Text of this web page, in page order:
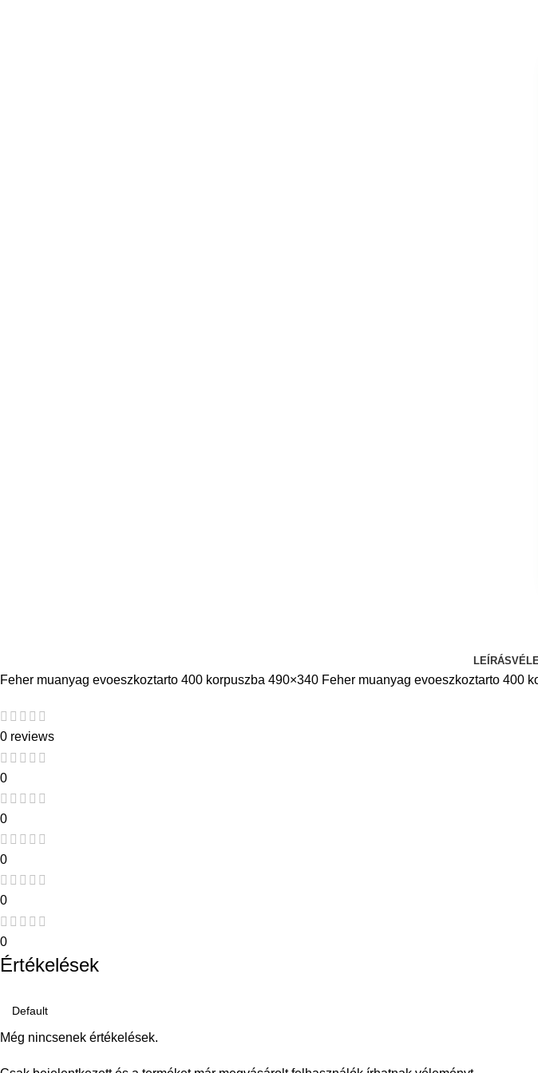
LEÍRÁS
Feher muanyag evoeszkoztarto 400 korpuszba 490×340 Feher muanyag evoeszkoztarto 400
0 reviews
0
0
0
0
0
Értékelések
Még nincsenek értékelések.